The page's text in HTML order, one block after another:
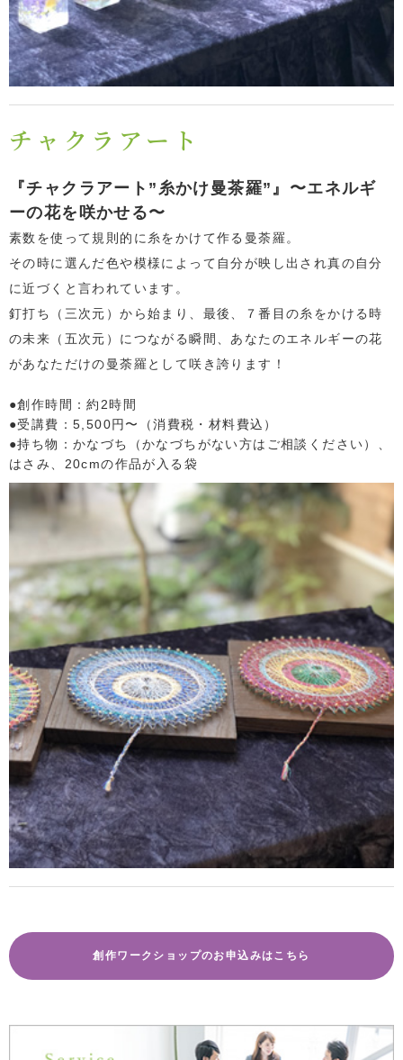
チャクラアート
『チャクラアート”糸かけ曼茶羅”』〜エネルギ
ーの花を咲かせる〜
素数を使って規則的に糸をかけて作る曼荼羅。
その時に選んだ色や模様によって自分が映し出され真の自分
に近づくと言われています。
釘打ち（三次元）から始まり、最後、７番目の糸をかける時
の未来（五次元）につながる瞬間、あなたのエネルギーの花
があなただけの曼荼羅として咲き誇ります！
●創作時間：約2時間
●受講費：5,500円〜（消費税・材料費込）
●持ち物：かなづち（かなづちがない方はご相談ください）、
はさみ、20cmの作品が入る袋
創作ワークショップのお申込みはこちら